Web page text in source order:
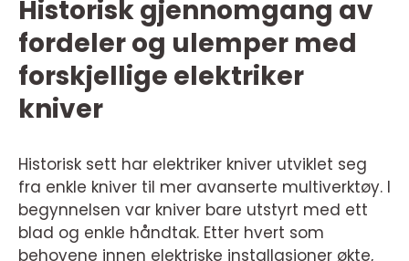
Historisk gjennomgang av
fordeler og ulemper med
forskjellige elektriker
kniver
Historisk sett har elektriker kniver utviklet seg
fra enkle kniver til mer avanserte multiverktøy. I
begynnelsen var kniver bare utstyrt med ett
blad og enkle håndtak. Etter hvert som
behovene innen elektriske installasjoner økte,